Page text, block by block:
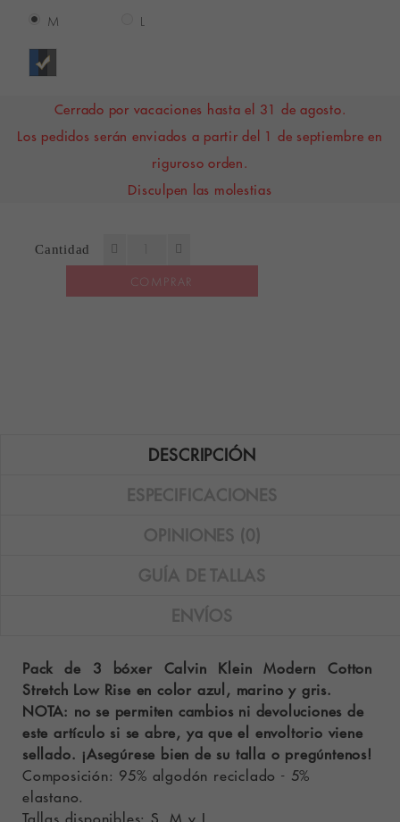
M L
Cerrado por vacaciones hasta el 31 de agosto.
Los pedidos serán enviados a partir del 1 de septiembre en
riguroso orden.
Disculpen las molestias
Cantidad
COMPRAR
DESCRIPCIÓN
ESPECIFICACIONES
OPINIONES (0)
GUÍA DE TALLAS
ENVÍOS
Pack de 3 bóxer Calvin Klein Modern Cotton
Stretch Low Rise en color azul, marino y gris.
NOTA: no se permiten cambios ni devoluciones de
este artículo si se abre, ya que el envoltorio viene
sellado. ¡Asegúrese bien de su talla o pregúntenos!
Composición: 95% algodón reciclado - 5%
elastano.
Tallas disponibles: S, M y L.